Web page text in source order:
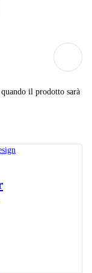
il prodotto sarà